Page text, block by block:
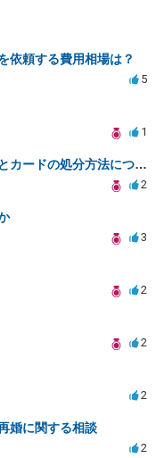
依頼する費用相場は？
5
1
離婚後の元配偶者名義の銀行通帳とカードの処分方法について
2
3
2
2
2
婚に関する相談
2